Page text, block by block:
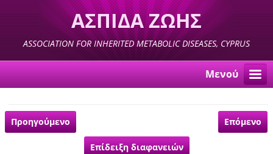
ΑΣΠΙΔΑ ΖΩΗΣ
ASSOCIATION FOR INHERITED METABOLIC DISEASES, CYPRUS
Μενού
Προηγούμενο Επόμενο
Επίδειξη διαφανειών